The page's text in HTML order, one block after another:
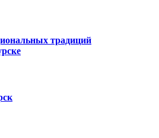
традиций